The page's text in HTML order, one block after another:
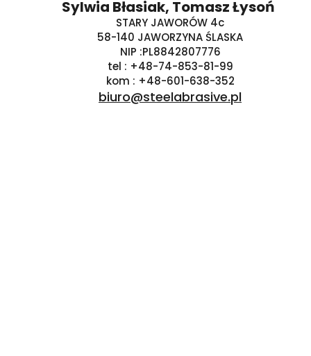
Sylwia Błasiak, Tomasz Łysoń
STARY JAWORÓW 4c
58-140 JAWORZYNA ŚLASKA
NIP :PL8842807776
tel : +48-74-853-81-99
kom : +48-601-638-352
biuro@steelabrasive.pl